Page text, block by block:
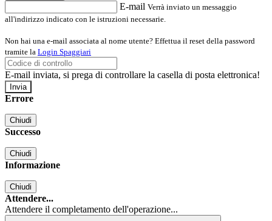
E-mail Verrà inviato un messaggio
all'indirizzo indicato con le istruzioni necessarie.
Non hai una e-mail associata al nome utente? Effettua il reset della password
tramite la Login Spaggiari
E-mail inviata, si prega di controllare la casella di posta elettronica!
Errore
Chiudi
Successo
Chiudi
Informazione
Chiudi
Attendere...
Attendere il completamento dell'operazione...